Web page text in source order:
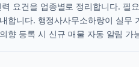
요건을 업종별로 정리합니다. 필
합니다. 행정사사무소하랑이 실무
향 등록 시 신규 매물 자동 알림 가